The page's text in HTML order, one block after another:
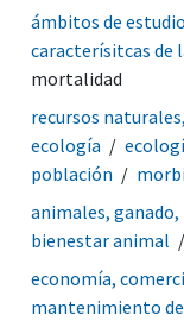
ámbitos de estudio
caracterísitcas de
mortalidad
recursos
ecología
población
animales, ganado,
bienestar animal
economía,
mantenimiento